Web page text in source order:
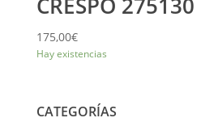
175,00€
Hay existencias
CATEGORÍAS